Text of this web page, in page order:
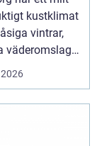
kustklimat
vintrar,
väderomslag
hög lu...